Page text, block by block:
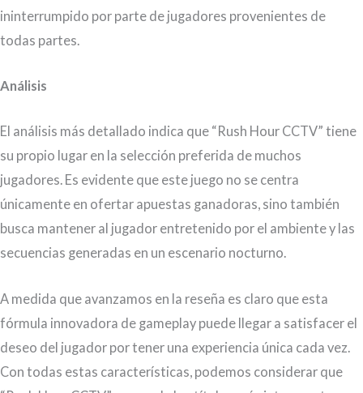
ininterrumpido por parte de jugadores provenientes de
todas partes.
Análisis
El análisis más detallado indica que “Rush Hour CCTV” tiene
su propio lugar en la selección preferida de muchos
jugadores. Es evidente que este juego no se centra
únicamente en ofertar apuestas ganadoras, sino también
busca mantener al jugador entretenido por el ambiente y las
secuencias generadas en un escenario nocturno.
A medida que avanzamos en la reseña es claro que esta
fórmula innovadora de gameplay puede llegar a satisfacer el
deseo del jugador por tener una experiencia única cada vez.
Con todas estas características, podemos considerar que